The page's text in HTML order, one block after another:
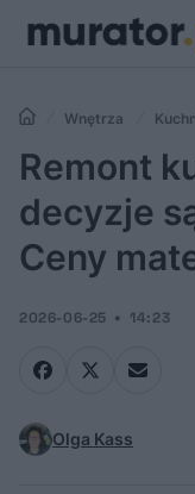
Wnętrza
najdroższe? Ceny
Remont
decyzje
Ceny
2026-06-25 14:23
Olga Kass